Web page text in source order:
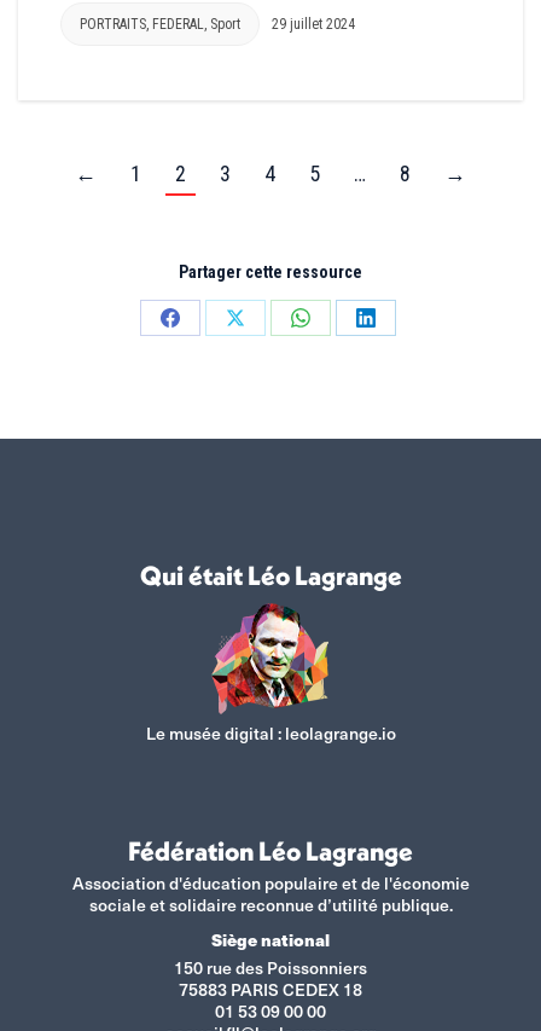
PORTRAITS FEDERAL Sport 29 juillet 2024
← 1 2 3 4 5 … 8 →
Partager cette ressource
PartagerPartagerPartagerPartager
Qui était Léo Lagrange
Le musée digital :leolagrange.io
Fédération Léo Lagrange
Association d'éducation populaire et de l'économie
sociale et solidaire reconnue d’utilité publique.
Siège national
150 rue des Poissonniers
75883 PARIS CEDEX 18
01 53 09 00 00